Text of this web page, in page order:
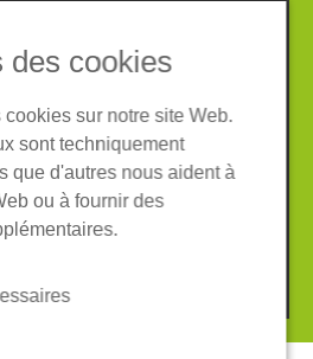
Protection des données
Cookies
des cookies
sur notre site Web.
sont techniquement
que d'autres nous aident à
ou à fournir des